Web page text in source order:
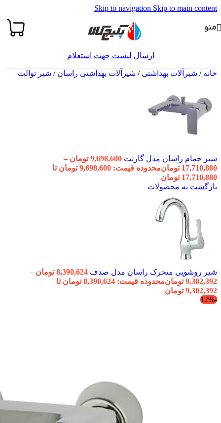
Skip to navigation Skip to main content
منو
ارسال لیست جهت استعلام
خانه/ شیرآلات بهداشتی/ شیرآلات بهداشتی راسان/ شیر توالت
شیر حمام راسان مدل گارنت 9,698,600 تومان –
17,710,880 تومان
محدوده قیمت: 9,698,600 تومان تا
17,710,880 تومان
بازگشت به محصولات
شیر روشویی متحرک راسان مدل صدف 8,390,624 تومان –
9,302,392 تومان
محدوده قیمت: 8,390,624 تومان تا
9,302,392 تومان
-12%